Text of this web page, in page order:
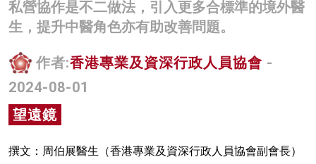
名家榜
關於我們
私營協作是不二做法，引入更多合標準的境外醫
生，提升中醫角色亦有助改善問題。
作者:香港專業及資深行政人員協會 -
2024-08-01
望遠鏡
撰文：周伯展醫生（香港專業及資深行政人員協會副會長）